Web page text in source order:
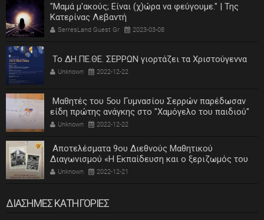
"Μαμά μ'ακούς; Είναι (χ)ώρα να φεύγουμε." | Της
Κατερίνας Λεβαντή
SerresLand Guest Gr 2023-03-08
Το ΔΗ.ΠΕ.ΘΕ. ΣΕΡΡΩΝ γιορτάζει τα Χριστούγεννα
Unknown 2022-12-22
Μαθητές του 5ου Γυμνασίου Σερρών παρέδωσαν
είδη πρώτης ανάγκης στο "Χαμόγελο του παιδιού"
Unknown 2022-12-22
Αποτελέσματα 9ου Διεθνούς Μαθητικού
Διαγωνισμού «Η Εκπαίδευση και ο ξεριζωμός του
ελληνισμού»
Unknown 2022-12-21
ΔΙΑΣΗΜΕΣ ΚΑΤΗΓΟΡΙΕΣ